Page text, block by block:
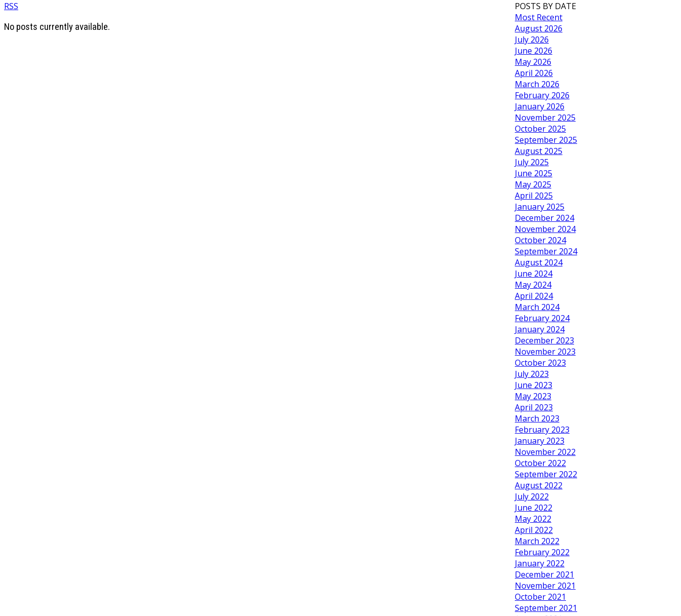
RSS
No posts currently available.
POSTS BY DATE
Most Recent
August 2026
July 2026
June 2026
May 2026
April 2026
March 2026
February 2026
January 2026
November 2025
October 2025
September 2025
August 2025
July 2025
June 2025
May 2025
April 2025
January 2025
December 2024
November 2024
October 2024
September 2024
August 2024
June 2024
May 2024
April 2024
March 2024
February 2024
January 2024
December 2023
November 2023
October 2023
July 2023
June 2023
May 2023
April 2023
March 2023
February 2023
January 2023
November 2022
October 2022
September 2022
August 2022
July 2022
June 2022
May 2022
April 2022
March 2022
February 2022
January 2022
December 2021
November 2021
October 2021
September 2021